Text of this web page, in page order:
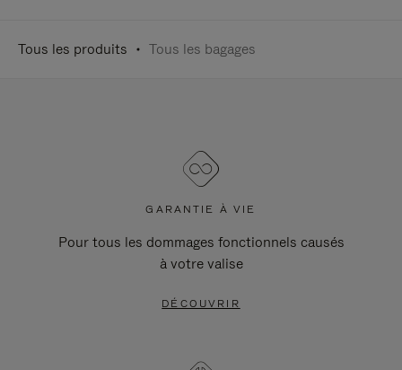
Tous les produits Tous les bagages
GARANTIE À VIE
Pour tous les dommages fonctionnels causés
à votre valise
DÉCOUVRIR